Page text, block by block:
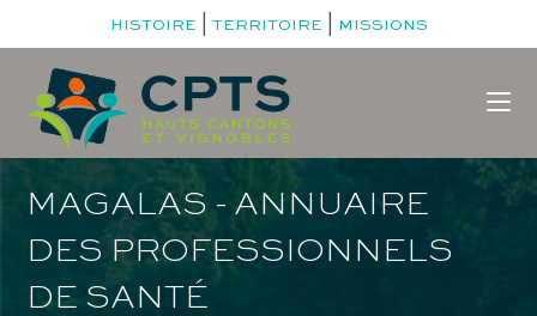
HISTOIRE TERRITOIRE MISSIONS
MAGALAS - ANNUAIRE
DES PROFESSIONNELS
DE SANTÉ